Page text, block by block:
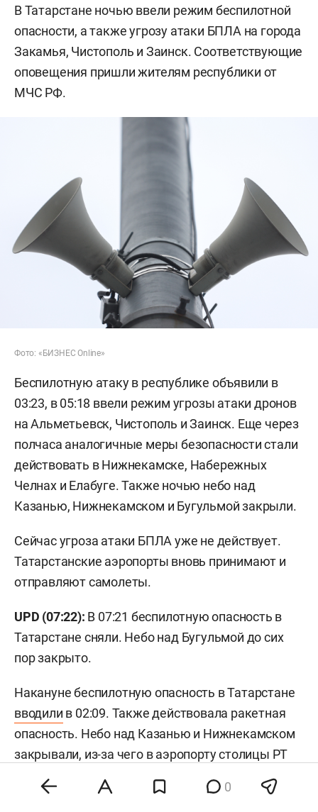
В Татарстане ночью ввели режим беспилотной
опасности, а также угрозу атаки БПЛА на города
Закамья, Чистополь и Заинск. Соответствующие
оповещения пришли жителям республики от
МЧС РФ.
Фото: «БИЗНЕС Online»
Беспилотную атаку в республике объявили в
03:23, в 05:18 ввели режим угрозы атаки дронов
на Альметьевск, Чистополь и Заинск. Еще через
полчаса аналогичные меры безопасности стали
действовать в Нижнекамске, Набережных
Челнах и Елабуге. Также ночью небо над
Казанью, Нижнекамском и Бугульмой закрыли.
Сейчас угроза атаки БПЛА уже не действует.
Татарстанские аэропорты вновь принимают и
отправляют самолеты.
UPD (07:22): В 07:21 беспилотную опасность в
Татарстане сняли. Небо над Бугульмой до сих
пор закрыто.
Накануне беспилотную опасность в Татарстане
вводили в 02:09. Также действовала ракетная
опасность. Небо над Казанью и Нижнекамском
закрывали, из-за чего в аэропорту столицы РТ
задерживалось
0